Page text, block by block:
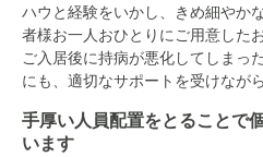
ハウと経験をいかし、きめ細やか
者様お一人おひとりにご用意した
ご入居後に持病が悪化してしまっ
にも、適切なサポートを受けなが
手厚い人員配置をとることで
います